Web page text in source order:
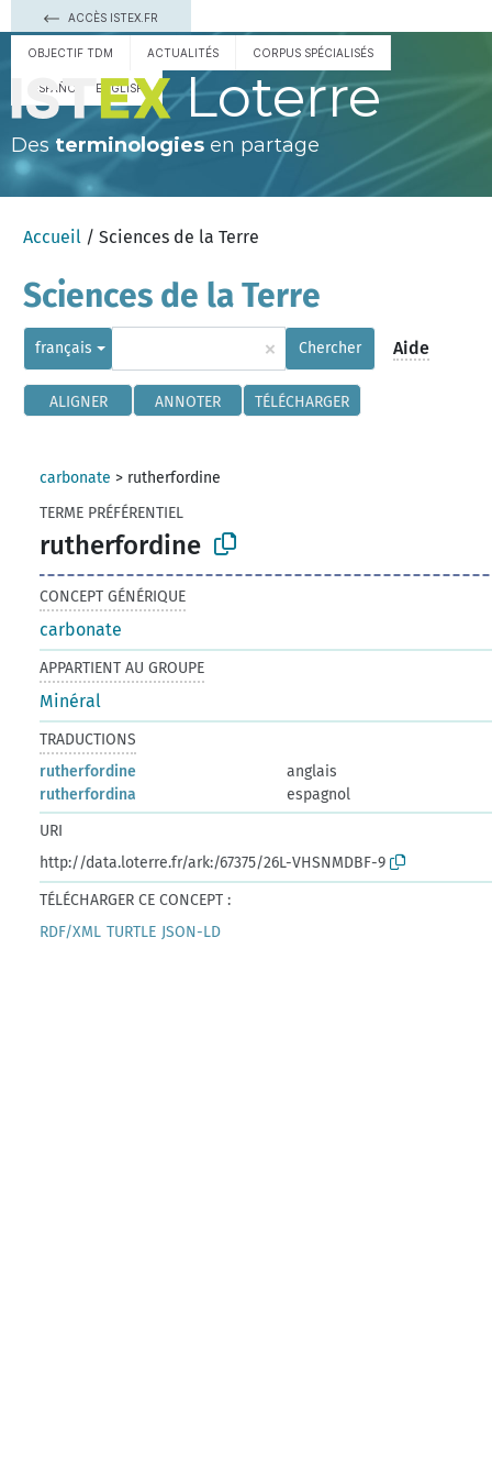
ACCÈS ISTEX.FR
OBJECTIF TDM ACTUALITÉS CORPUS SPÉCIALISÉS
ESPAÑOL ENGLISH Loterre
Des terminologies en partage
Accueil / Sciences de la Terre
Sciences de la Terre
français × Chercher Aide
ALIGNER ANNOTER TÉLÉCHARGER
carbonate > rutherfordine
TERME PRÉFÉRENTIEL
rutherfordine
CONCEPT GÉNÉRIQUE
carbonate
APPARTIENT AU GROUPE
Minéral
TRADUCTIONS
rutherfordine
anglais
rutherfordina
espagnol
URI
http://data.loterre.fr/ark:/67375/26L-VHSNMDBF-9
TÉLÉCHARGER CE CONCEPT :
RDF/XML TURTLE JSON-LD